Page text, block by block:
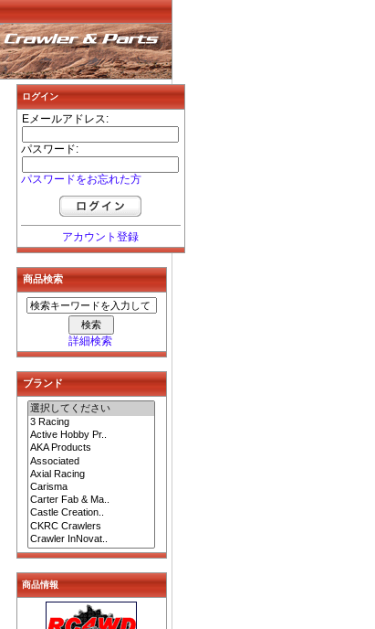
ログイン
Eメールアドレス:
パスワード:
パスワードをお忘れた方
アカウント登録
商品検索
詳細検索
ブランド
商品情報